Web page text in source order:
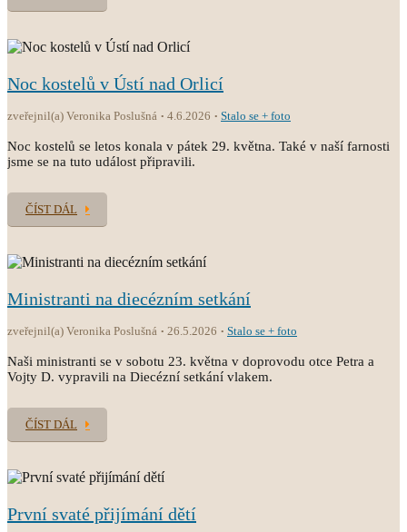
Noc kostelů v Ústí nad Orlicí
zveřejnil(a) Veronika Poslušná 4.6.2026 Stalo se + foto
Noc kostelů se letos konala v pátek 29. května. Také v naší farnosti
jsme se na tuto událost připravili.
ČÍST DÁL
Ministranti na diecézním setkání
zveřejnil(a) Veronika Poslušná 26.5.2026 Stalo se + foto
Naši ministranti se v sobotu 23. května v doprovodu otce Petra a
Vojty D. vypravili na Diecézní setkání vlakem.
ČÍST DÁL
První svaté přijímání dětí